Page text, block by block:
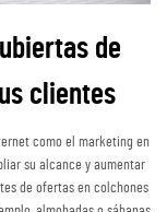
de
clientes
como el marketing en
su alcance y aumentar
de ofertas en colchones